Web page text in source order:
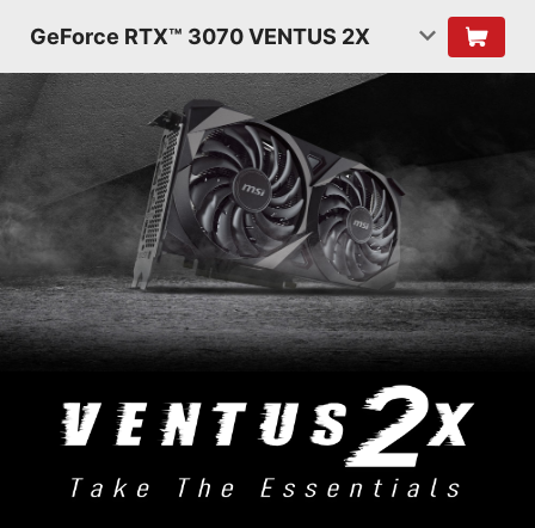
GeForce RTX™ 3070 VENTUS 2X